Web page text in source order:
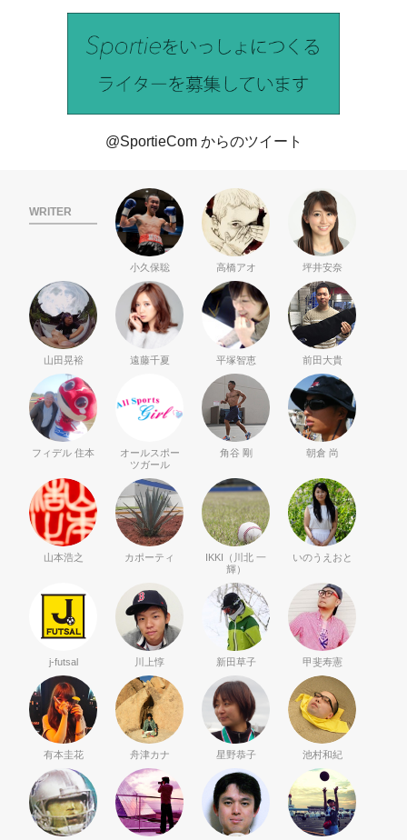
@SportieCom からのツイート
WRITER
小久保聡 高橋アオ 坪井安奈
山田晃裕 遠藤千夏 平塚智恵 前田大貴
フィデル 住本
オールスポー
ツガール
角谷 剛 朝倉 尚
山本浩之 カポーティ
IKKI（川北 一
輝）
いのうえおと
j-futsal 川上惇 新田草子 甲斐寿憲
有本圭花 舟津カナ 星野恭子 池村和紀